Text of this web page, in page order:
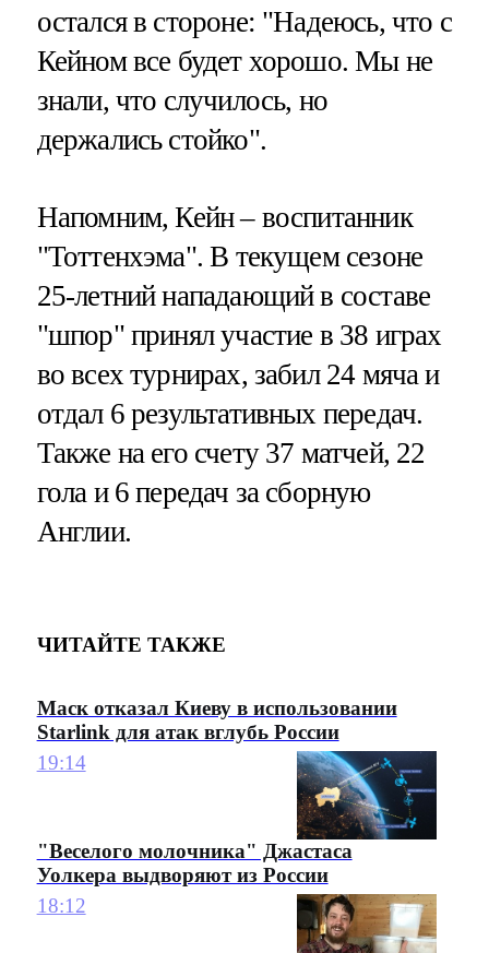
остался в стороне: "Надеюсь, что с
Кейном все будет хорошо. Мы не
знали, что случилось, но
держались стойко".
Напомним, Кейн – воспитанник
"Тоттенхэма". В текущем сезоне
25-летний нападающий в составе
"шпор" принял участие в 38 играх
во всех турнирах, забил 24 мяча и
отдал 6 результативных передач.
Также на его счету 37 матчей, 22
гола и 6 передач за сборную
Англии.
ЧИТАЙТЕ ТАКЖЕ
Маск отказал Киеву в использовании
Starlink для атак вглубь России
19:14
"Веселого молочника" Джастаса
Уолкера выдворяют из России
18:12